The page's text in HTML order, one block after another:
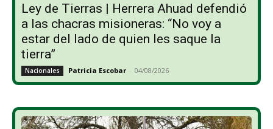
Ley de Tierras | Herrera Ahuad defendió
a las chacras misioneras: “No voy a
estar del lado de quien les saque la
tierra”
Nacionales Patricia Escobar - 04/08/2026